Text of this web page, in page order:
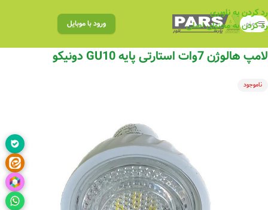
رد کردن به ناوبری
رد کردن به محتوای اصلی
منو ورود با موبایل
لامپ هالوژن 7وات استارتی پایه GU10 دونیکو
ناموجود